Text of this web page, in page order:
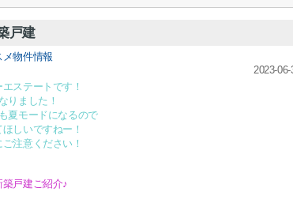
戸建
メ物件情報
2023-06-
ステートです！
りました！
夏モードになるので
しいですねー！
注意ください！
戸建ご紹介♪